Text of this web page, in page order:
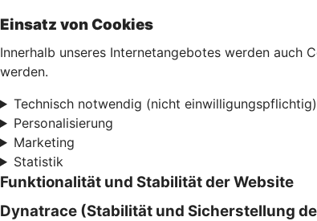
Einsatz von Cookies
Innerhalb unseres Internetangebotes werden auch
werden.
Technisch notwendig (nicht einwilligungspflichtig)
Personalisierung
Marketing
Statistik
Funktionalität und Stabilität der Website
Dynatrace (Stabilität und Sicherstellung